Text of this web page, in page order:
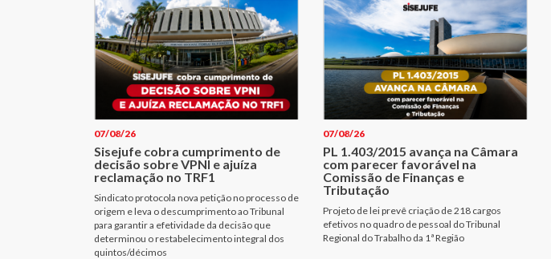
07/08/26
Sisejufe cobra cumprimento de
decisão sobre VPNI e ajuíza
reclamação no TRF1
Sindicato protocola nova petição no processo de
origem e leva o descumprimento ao Tribunal
para garantir a efetividade da decisão que
determinou o restabelecimento integral dos
quintos/décimos
07/08/26
PL 1.403/2015 avança na Câmara
com parecer favorável na
Comissão de Finanças e
Tributação
Projeto de lei prevê criação de 218 cargos
efetivos no quadro de pessoal do Tribunal
Regional do Trabalho da 1ª Região